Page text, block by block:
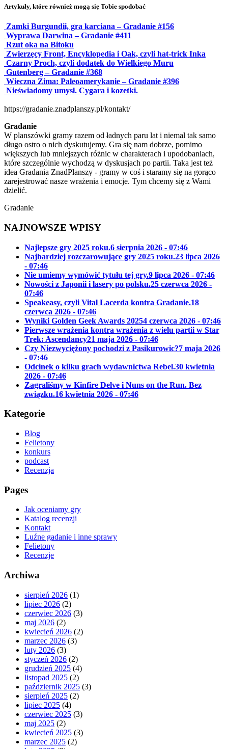
Artykuły, które również mogą się Tobie spodobać
Zamki Burgundii, gra karciana – Gradanie #156
Wyprawa Darwina – Gradanie #411
Rzut oka na Bitoku
Zwierzęcy Front, Encyklopedia i Oak, czyli hat-trick Inka
Czarny Proch, czyli dodatek do Wielkiego Muru
Gutenberg – Gradanie #368
Wieczna Zima: Paleoamerykanie – Gradanie #396
Nieświadomy umysł. Cygara i kozetki.
https://gradanie.znadplanszy.pl/kontakt/
Gradanie
W planszówki gramy razem od ładnych paru lat i niemal tak samo
długo ostro o nich dyskutujemy. Gra się nam dobrze, pomimo
większych lub mniejszych różnic w charakterach i upodobaniach,
które szczególnie wychodzą w dyskusjach po partii. Taka jest też
idea Gradania ZnadPlanszy - gramy w coś i staramy się na gorąco
zarejestrować nasze wrażenia i emocje. Tym chcemy się z Wami
dzielić.
Gradanie
NAJNOWSZE WPISY
Najlepsze gry 2025 roku.6 sierpnia 2026 - 07:46
Najbardziej rozczarowujące gry 2025 roku.23 lipca 2026
- 07:46
Nie umiemy wymówić tytułu tej gry.9 lipca 2026 - 07:46
Nowości z Japonii i lasery po polsku.25 czerwca 2026 -
07:46
Speakeasy, czyli Vital Lacerda kontra Gradanie.18
czerwca 2026 - 07:46
Wyniki Golden Geek Awards 20254 czerwca 2026 - 07:46
Pierwsze wrażenia kontra wrażenia z wielu partii w Star
Trek: Ascendancy21 maja 2026 - 07:46
Czy Niezwyciężony pochodzi z Pasikurowic?7 maja 2026
- 07:46
Odcinek o kilku grach wydawnictwa Rebel.30 kwietnia
2026 - 07:46
Zagraliśmy w Kinfire Delve i Nuns on the Run. Bez
związku.16 kwietnia 2026 - 07:46
Kategorie
Blog
Felietony
konkurs
podcast
Recenzja
Pages
Jak oceniamy gry
Katalog recenzji
Kontakt
Luźne gadanie i inne sprawy
Felietony
Recenzje
Archiwa
sierpień 2026 (1)
lipiec 2026 (2)
czerwiec 2026 (3)
maj 2026 (2)
kwiecień 2026 (2)
marzec 2026 (3)
luty 2026 (3)
styczeń 2026 (2)
grudzień 2025 (4)
listopad 2025 (2)
październik 2025 (3)
sierpień 2025 (2)
lipiec 2025 (4)
czerwiec 2025 (3)
maj 2025 (2)
kwiecień 2025 (3)
marzec 2025 (2)